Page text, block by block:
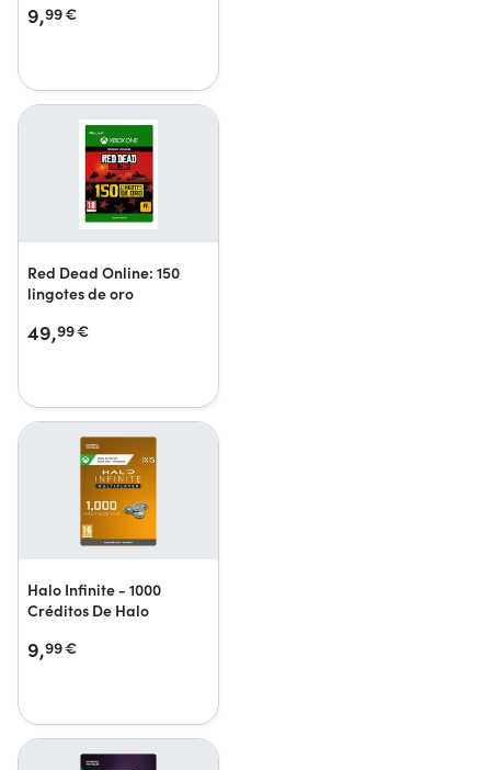
9,99€
Red Dead Online: 150
lingotes de oro
49,99€
Halo Infinite - 1000
Créditos De Halo
9,99€